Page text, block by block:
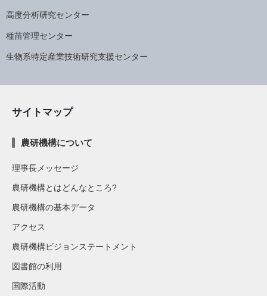
高度分析研究センター
種苗管理センター
生物系特定産業技術研究支援センター
サイトマップ
農研機構について
理事長メッセージ
農研機構とはどんなところ?
農研機構の基本データ
アクセス
農研機構ビジョンステートメント
図書館の利用
国際活動